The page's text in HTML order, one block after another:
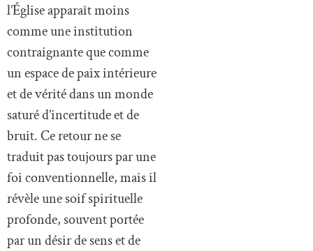
l’Église apparaît moins
comme une institution
contraignante que comme
un espace de paix intérieure
et de vérité dans un monde
saturé d’incertitude et de
bruit. Ce retour ne se
traduit pas toujours par une
foi conventionnelle, mais il
révèle une soif spirituelle
profonde, souvent portée
par un désir de sens et de